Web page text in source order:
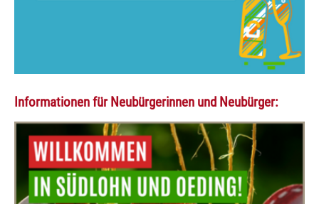
Informationen für Neubürgerinnen und Neubürger: